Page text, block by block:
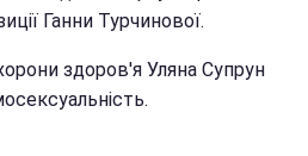
Ганни Турчинової.
здоров'я Уляна Супрун